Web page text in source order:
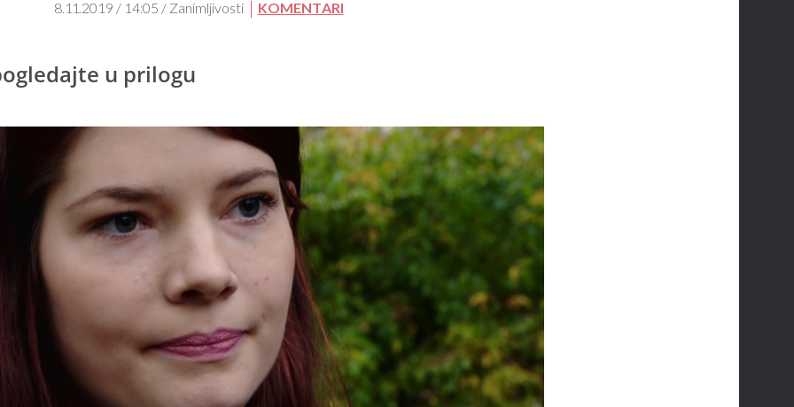
8.11.2019 / 14:05 / Zanimljivosti KOMENTARI
u prilogu